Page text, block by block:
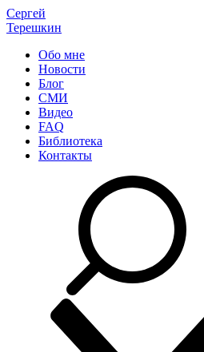
Сергей
Терешкин
Обо мне
Новости
Блог
СМИ
Видео
FAQ
Библиотека
Контакты